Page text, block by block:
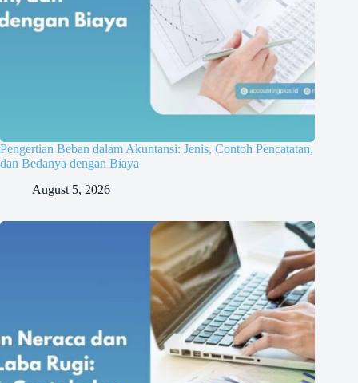
Pengertian Beban dalam Akuntansi: Jenis, Contoh Pencatatan,
dan Bedanya dengan Biaya
August 5, 2026